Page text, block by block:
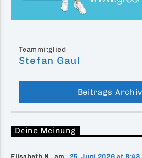
Teammitglied
Stefan Gaul
Beitrags Archiv
Deine Meinung
Elisabeth N am 25. Juni 2026 at 8:43